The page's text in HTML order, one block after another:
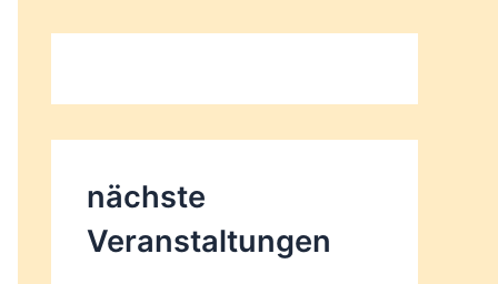
nächste
Veranstaltungen